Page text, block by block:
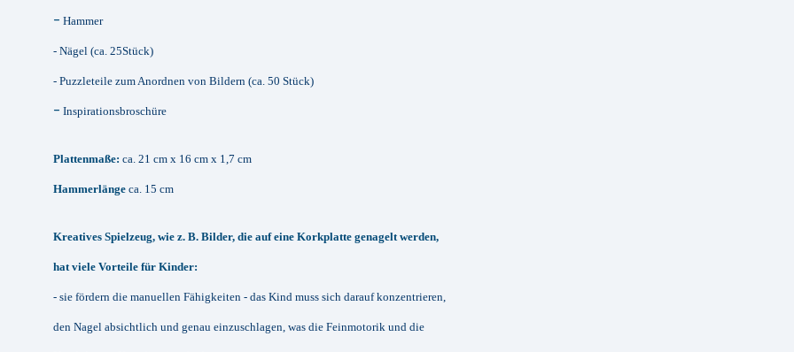
- Hammer
- Nägel (ca. 25Stück)
- Puzzleteile zum Anordnen von Bildern (ca. 50 Stück)
- Inspirationsbroschüre
Plattenmaße: ca. 21 cm x 16 cm x 1,7 cm
Hammerlänge ca. 15 cm
Kreatives Spielzeug, wie z. B. Bilder, die auf eine Korkplatte genagelt werden,
hat viele Vorteile für Kinder:
- sie fördern die manuellen Fähigkeiten - das Kind muss sich darauf konzentrieren,
den Nagel absichtlich und genau einzuschlagen, was die Feinmotorik und die